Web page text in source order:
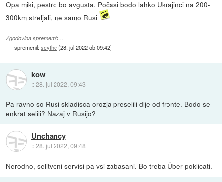
Opa miki, pestro bo avgusta. Počasi bodo lahko Ukrajinci na 200-
300km streljali, ne samo Rusi
Zgodovina sprememb…
spremenil:scythe(28. jul 2022 ob 09:42)
kow
::28. jul 2022, 09:43
Pa ravno so Rusi skladisca orozja preselili dlje od fronte. Bodo se
enkrat selili? Nazaj v Rusijo?
Unchancy
::28. jul 2022, 09:48
Nerodno, selitveni servisi pa vsi zabasani. Bo treba Über poklicati.